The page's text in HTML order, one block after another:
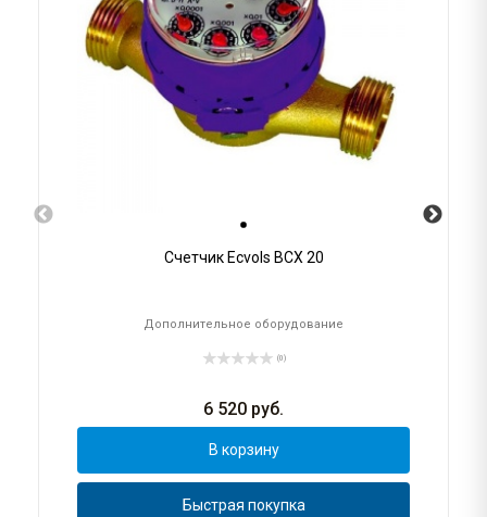
Счетчик Ecvols ВСХ 20
Дополнительное оборудование
(0)
6 520 руб.
В корзину
Быстрая покупка